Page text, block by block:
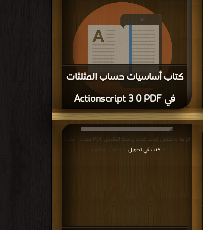
كتاب أساسيات حساب المثلثات
في Actionscript 3 0 PDF
قراءة و تحميل كتاب كتاب أساسيات حساب المثلثات في
Actionscript 3 0 PDF مجانا | مكتبة >
كتب في مجانا
التحميل : مرة/مرات
قراءة و تحميل كتاب كتاب برمجة الفلاش PDF مجانا | مكتبة
> كتب في تحميل | التحميل : مرة/مرات